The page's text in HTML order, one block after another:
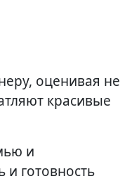
оценивая не
красивые
и
и готовность